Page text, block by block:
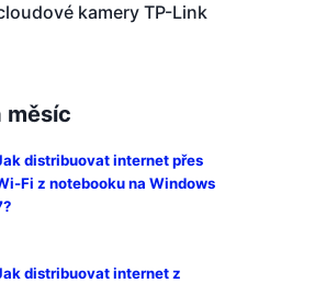
kamery TP-Link
měsíc
distribuovat internet přes
Fi z notebooku na Windows
distribuovat internet z